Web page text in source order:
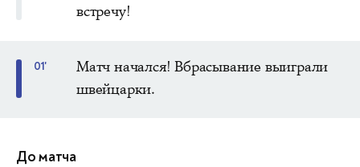
встречу!
01'
Матч начался! Вбрасывание выиграли
швейцарки.
До матча